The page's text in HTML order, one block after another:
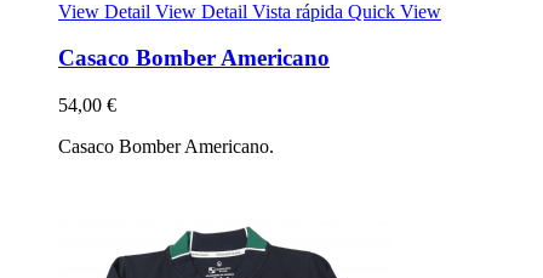
View Detail View Detail Vista rápida Quick View
Casaco Bomber Americano
54,00 €
Casaco Bomber Americano.